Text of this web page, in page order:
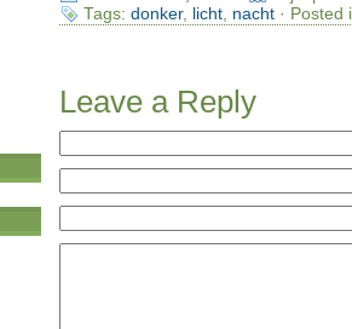
Tags: donker, licht, nacht· Posted
Leave a Reply